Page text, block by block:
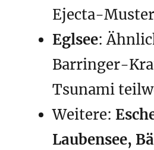
Ejecta-
Eglsee:
Barringer-
Tsunami
Weitere:
Laubensee,